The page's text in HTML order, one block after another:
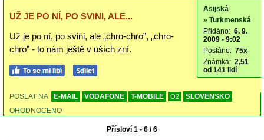
UŽ JE PO NÍ, PO SVINI, ALE...
Už je po ní, po svini, ale „chro-chro”, „chro-
chro” - to nám ještě v uších zní.
Asijská
» Turkmenská
Přidáno: 6. 9.
2009 - 9:02
Posláno: 75x
Známka: 2,51
od 141 lidí
POSLAT NA E-MAIL VODAFONE T-MOBILE O2
SLOVENSKO
OHODNOCENO
Přísloví 1 - 6 / 6